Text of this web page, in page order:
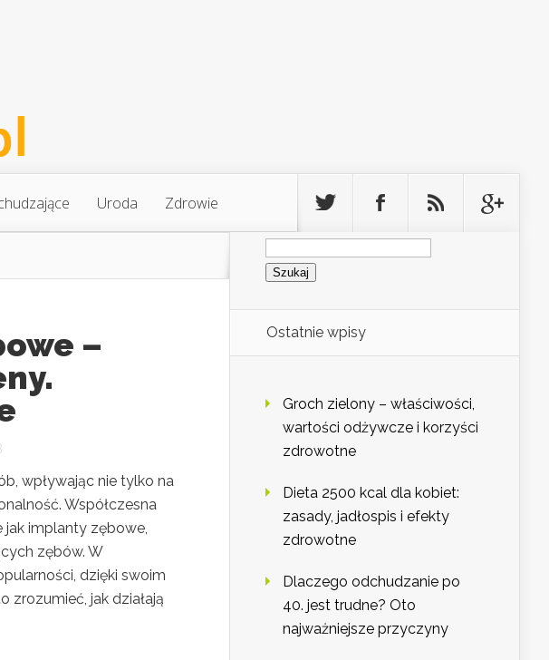
Uroda Zdrowie
–
wpływając nie tylko na
Współczesna
jak implanty zębowe,
zębów. W
dzięki swoim
jak działają
Szukaj:
Ostatnie wpisy
Groch zielony – właściwości,
wartości odżywcze i korzyści
zdrowotne
Dieta 2500 kcal dla kobiet:
zasady, jadłospis i efekty
zdrowotne
Dlaczego odchudzanie po
40. jest trudne? Oto
najważniejsze przyczyny